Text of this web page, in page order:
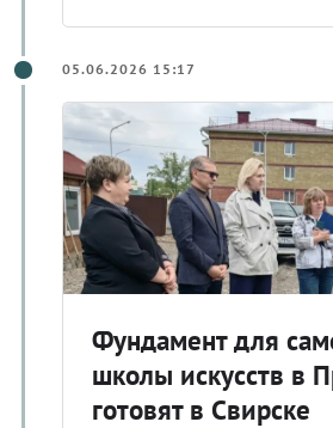
05.06.2026 15:17
Фундамент для
школы искусств в
готовят в Свирске